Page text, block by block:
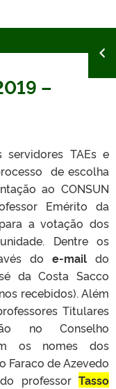
–
TAEs e
de escolha
ao CONSUN
Emérito da
para a votação dos
Dentre os
doe-maildo
da Costa Sacco
recebidos). Além
Titulares
no Conselho
os nomes dos
Faraco de Azevedo
professor Tasso